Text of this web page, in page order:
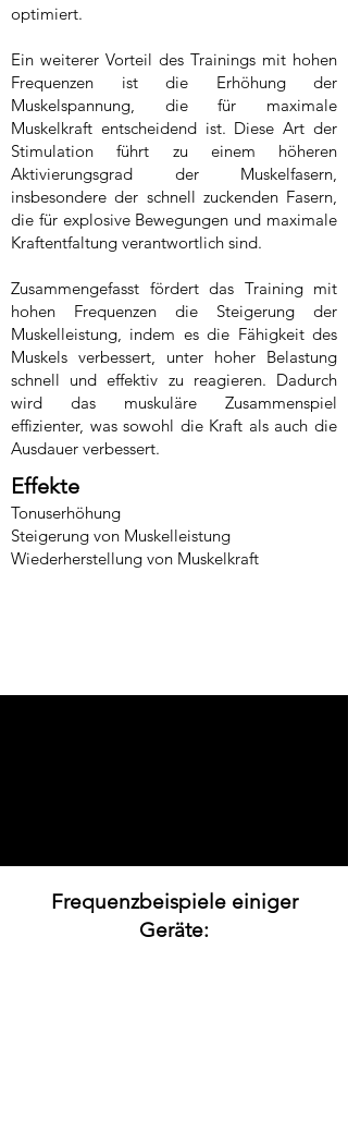
optimiert.
Ein weiterer Vorteil des Trainings mit hohen
Frequenzen ist die Erhöhung der
Muskelspannung, die für maximale
Muskelkraft entscheidend ist. Diese Art der
Stimulation führt zu einem höheren
Aktivierungsgrad der Muskelfasern,
insbesondere der schnell zuckenden Fasern,
die für explosive Bewegungen und maximale
Kraftentfaltung verantwortlich sind.
Zusammengefasst fördert das Training mit
hohen Frequenzen die Steigerung der
Muskelleistung, indem es die Fähigkeit des
Muskels verbessert, unter hoher Belastung
schnell und effektiv zu reagieren. Dadurch
wird das muskuläre Zusammenspiel
effizienter, was sowohl die Kraft als auch die
Ausdauer verbessert.
Effekte
Tonuserhöhung
Steigerung von Muskelleistung
Wiederherstellung von Muskelkraft
Frequenzbeispiele einiger
Geräte: